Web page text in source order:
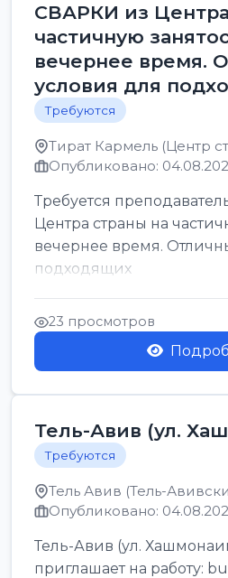
СВАРКИ из
частичную
вечернее время.
условия для
Требуются
Тират Кармель (Центр
Опубликовано:
Требуется
Центра страны на
вечернее время.
подходящих
23 просмотров
Тель-Авив (ул.
Требуются
Тель Авив (Тель-
Опубликовано:
Тель-Авив (ул.
приглашает на работу: